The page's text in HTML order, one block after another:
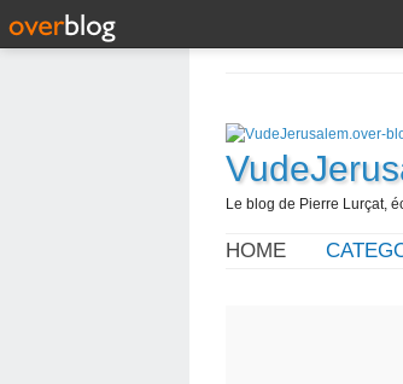
Le blog de Pierre Lurçat,
HOME